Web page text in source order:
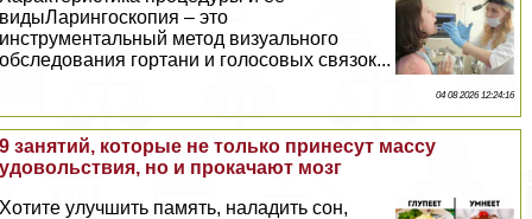
видыЛарингоскопия – это
инструментальный метод визуального
обследования гортани и голосовых связок...
04 08 2026 12:24:16
9 занятий, которые не только принесут массу
удовольствия, но и прокачают мозг
Хотите улучшить память, наладить сон,